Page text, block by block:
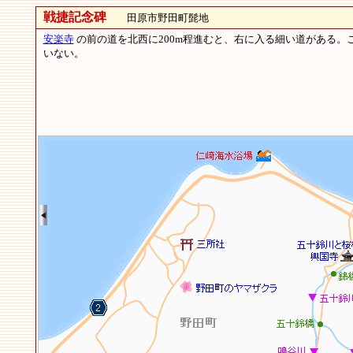
戦捷記念碑田原市野田町髭地
安楽寺の前の道を北西に200m程進むと、右に入る細い道がある
いない。